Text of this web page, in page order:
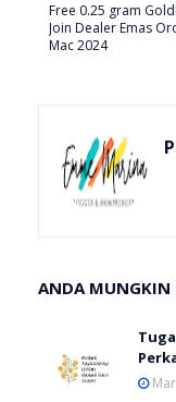
Free 0.25 gram
Join Dealer Emas
Mac 2024
ANDA MUNGKIN